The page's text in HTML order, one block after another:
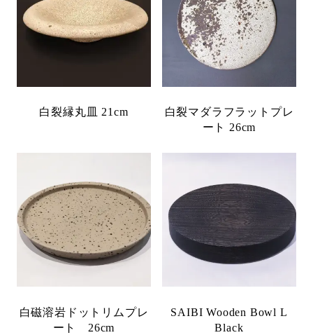
白裂縁丸皿 21cm
白裂マダラフラットプレ
ート 26cm
白磁溶岩ドットリムプレ
ート 26cm
SAIBI Wooden Bowl L
Black